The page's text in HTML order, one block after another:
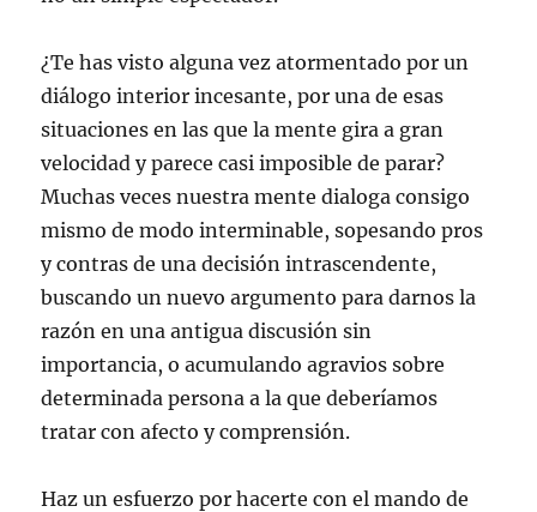
¿Te has visto alguna vez atormentado por un
diálogo interior incesante, por una de esas
situaciones en las que la mente gira a gran
velocidad y parece casi imposible de parar?
Muchas veces nuestra mente dialoga consigo
mismo de modo interminable, sopesando pros
y contras de una decisión intrascendente,
buscando un nuevo argumento para darnos la
razón en una antigua discusión sin
importancia, o acumulando agravios sobre
determinada persona a la que deberíamos
tratar con afecto y comprensión.
Haz un esfuerzo por hacerte con el mando de